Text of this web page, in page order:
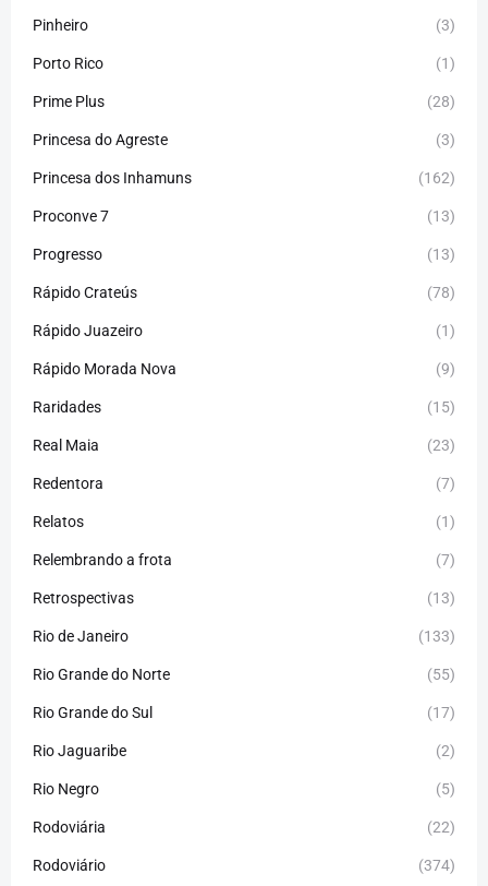
Pinheiro (3)
Porto Rico (1)
Prime Plus (28)
Princesa do Agreste (3)
Princesa dos Inhamuns (162)
Proconve 7 (13)
Progresso (13)
Rápido Crateús (78)
Rápido Juazeiro (1)
Rápido Morada Nova (9)
Raridades (15)
Real Maia (23)
Redentora (7)
Relatos (1)
Relembrando a frota (7)
Retrospectivas (13)
Rio de Janeiro (133)
Rio Grande do Norte (55)
Rio Grande do Sul (17)
Rio Jaguaribe (2)
Rio Negro (5)
Rodoviária (22)
Rodoviário (374)